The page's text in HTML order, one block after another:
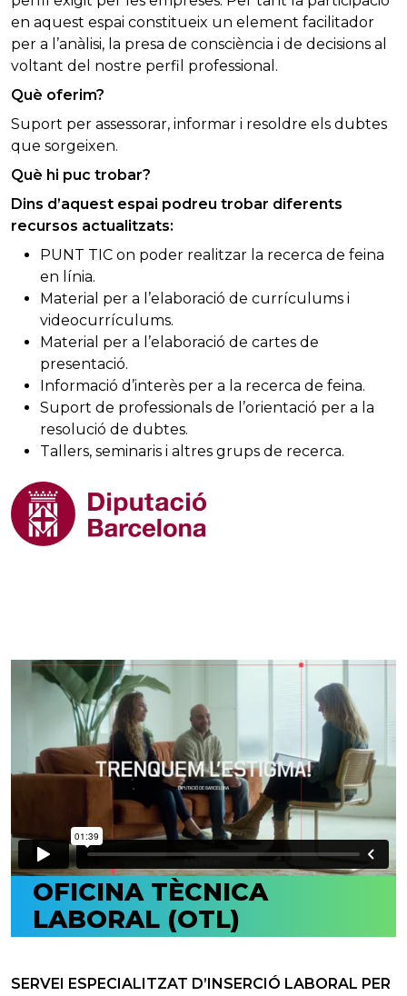
en aquest espai constitueix un element facilitador
per a l’anàlisi, la presa de consciència i de decisions al
voltant del nostre perfil professional.
Què oferim?
Suport per assessorar, informar i resoldre els dubtes
que sorgeixen.
Què hi puc trobar?
Dins d’aquest espai podreu trobar diferents
recursos actualitzats:
PUNT TIC on poder realitzar la recerca de feina
en línia.
Material per a l’elaboració de currículums i
videocurrículums.
Material per a l’elaboració de cartes de
presentació.
Informació d’interès per a la recerca de feina.
Suport de professionals de l’orientació per a la
resolució de dubtes.
Tallers, seminaris i altres grups de recerca.
OFICINA TÈCNICA
LABORAL (OTL)
SERVEI ESPECIALITZAT D’INSERCIÓ LABORAL PER